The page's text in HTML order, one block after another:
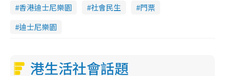
香港迪士尼樂園
社會民生
門票
迪士尼樂園
港生活社會話題